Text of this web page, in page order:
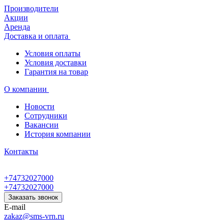
Производители
Акции
Аренда
Доставка и оплата
Условия оплаты
Условия доставки
Гарантия на товар
О компании
Новости
Сотрудники
Вакансии
История компании
Контакты
+74732027000
+74732027000
Заказать звонок
E-mail
zakaz@sms-vrn.ru